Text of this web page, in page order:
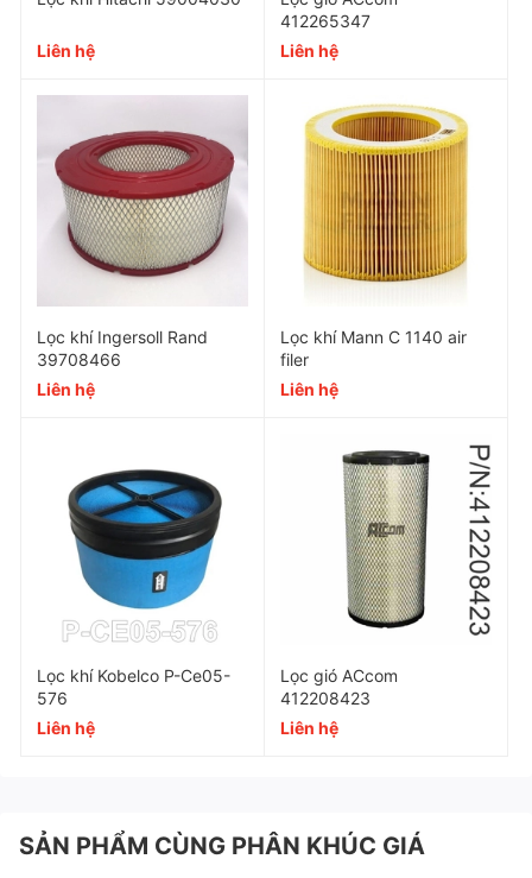
Liên hệ
412265347
Liên hệ
Lọc khí Ingersoll Rand
39708466
Liên hệ
Lọc khí Mann C 1140 air
filer
Liên hệ
Lọc khí Kobelco P-Ce05-
576
Liên hệ
Lọc gió ACcom
412208423
Liên hệ
SẢN PHẨM CÙNG PHÂN KHÚC GIÁ